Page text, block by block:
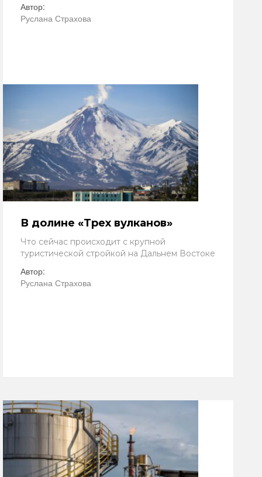
Автор:
Руслана Страхова
В долине «Трех вулканов»
Что сейчас происходит с крупной
туристической стройкой на Дальнем Востоке
Автор:
Руслана Страхова